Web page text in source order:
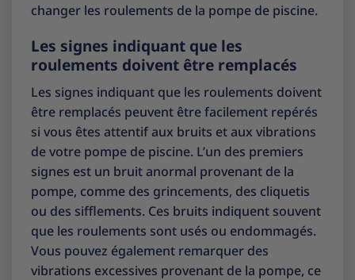
changer les roulements de la pompe de piscine.
Les signes indiquant que les
roulements doivent être remplacés
Les signes indiquant que les roulements doivent
être remplacés peuvent être facilement repérés
si vous êtes attentif aux bruits et aux vibrations
de votre pompe de piscine. L’un des premiers
signes est un bruit anormal provenant de la
pompe, comme des grincements, des cliquetis
ou des sifflements. Ces bruits indiquent souvent
que les roulements sont usés ou endommagés.
Vous pouvez également remarquer des
vibrations excessives provenant de la pompe, ce